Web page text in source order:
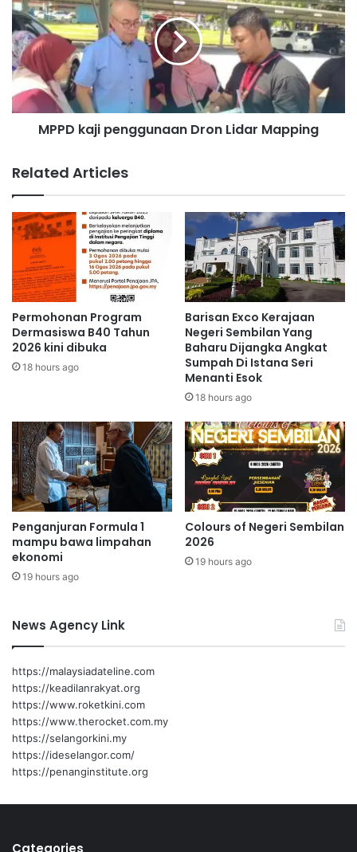
4
i
l
i
o
n
a
m
i
n
d
s
t
r
i
D
i
l
d
a
n
I
C
T
p
a
t
a
u
n
2
0
2
5
P
D
k
a
j
i
p
g
u
n
a
a
D
r
o
n
L
i
M
a
p
p
i
n
g
MPPD kaji penggunaan Dron Lidar Mapping
Related Articles
Permohonan Program
Dermasiswa B40 Tahun
2026 kini dibuka
18 hours ago
Barisan Exco Kerajaan
Negeri Sembilan Yang
Baharu Dijangka Angkat
Sumpah Di Istana Seri
Menanti Esok
18 hours ago
Penganjuran Formula 1
mampu bawa limpahan
ekonomi
19 hours ago
Colours of Negeri Sembilan
2026
19 hours ago
News Agency Link
https://malaysiadateline.com
https://keadilanrakyat.org
https://www.roketkini.com
https://www.therocket.com.my
https://selangorkini.my
https://ideselangor.com/
https://penanginstitute.org
Categories